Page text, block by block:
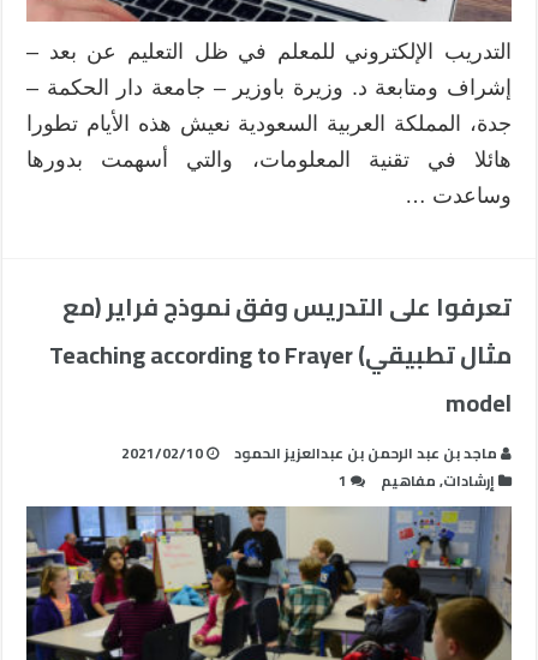
التدريب الإلكتروني للمعلم في ظل التعليم عن بعد –
إشراف ومتابعة د. وزيرة باوزير – جامعة دار الحكمة –
جدة، المملكة العربية السعودية نعيش هذه الأيام تطورا
هائلا في تقنية المعلومات، والتي أسهمت بدورها
وساعدت …
تعرفوا على التدريس وفق نموذج فراير (مع
مثال تطبيقي) Teaching according to Frayer
model
ماجد بن عبد الرحمن بن عبدالعزيز الحمود
2021/02/10
إرشادات,مفاهيم 1